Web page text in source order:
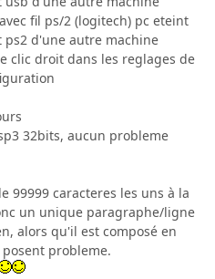
fil ps/2 (logitech) pc eteint
d'une autre machine
clic droit dans les reglages de
32bits, aucun probleme
99999 caracteres les uns à la
un unique paragraphe/ligne
alors qu'il est composé en
probleme.